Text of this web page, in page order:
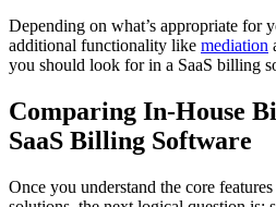
Depending on what’s appropriate for
additional functionality like mediation
you should look for in a SaaS billing
Comparing In-House
SaaS Billing Software
Once you understand the core